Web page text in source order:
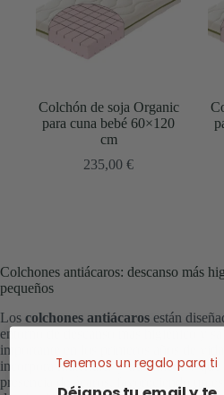
Colchón de soja Organic
para cuna bebé 60×120
cm
235,00€
Colchones antiácaros: descanso más
pequeños
Los colchones antiácaros están
entorno de descanso más higiénico y
importante en los primeros años de
incorpora materiales y tratamientos
presencia de ácaros, favoreciendo un
Tenemos un regalo para ti